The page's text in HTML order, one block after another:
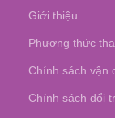
Giới thiệu
Phương thức
Chính sách vận
Chính sách đổi